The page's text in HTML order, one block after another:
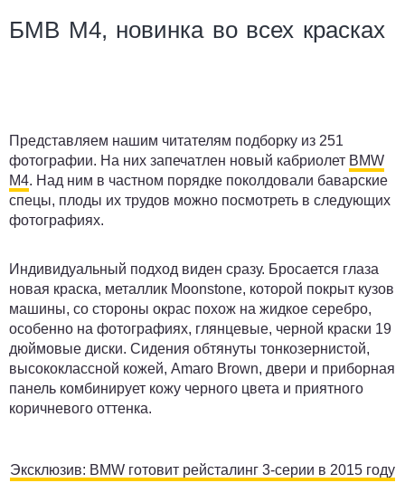
БМВ M4, новинка во всех красках
Представляем нашим читателям подборку из 251
фотографии. На них запечатлен новый кабриолет BMW
M4. Над ним в частном порядке поколдовали баварские
спецы, плоды их трудов можно посмотреть в следующих
фотографиях.
Индивидуальный подход виден сразу. Бросается глаза
новая краска, металлик Moonstone, которой покрыт кузов
машины, со стороны окрас похож на жидкое серебро,
особенно на фотографиях, глянцевые, черной краски 19
дюймовые диски. Сидения обтянуты тонкозернистой,
высококлассной кожей, Amaro Brown, двери и приборная
панель комбинирует кожу черного цвета и приятного
коричневого оттенка.
Эксклюзив: BMW готовит рейсталинг 3-серии в 2015 году